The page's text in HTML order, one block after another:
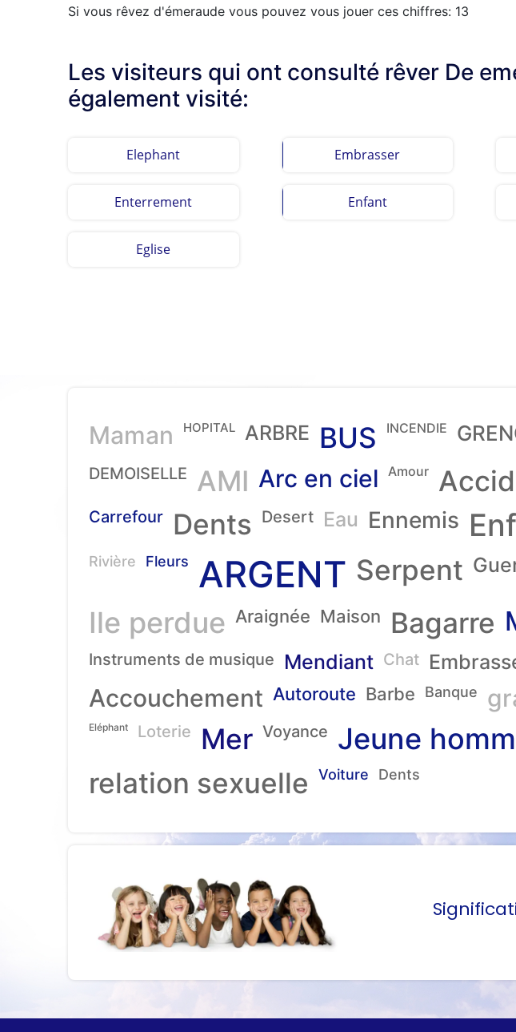
Si vous rêvez d'émeraude vous pouvez vous jouer ces chiffres: 13
Les visiteurs qui ont consulté rêver De
également visité:
Elephant Embrasser
Enterrement Enfant
Eglise
Maman HOPITAL ARBRE BUS INCENDIE
DEMOISELLE AMI Arc en ciel Amour
Carrefour Dents Desert Eau Ennemis
Rivière Fleurs ARGENT Serpent
Ile perdue Araignée Maison Bagarre
Instruments de musique Mendiant Chat
Accouchement Autoroute Barbe Banque
Eléphant Loterie Mer Voyance Jeune
relation sexuelle Voiture Dents